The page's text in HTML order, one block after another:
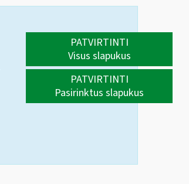
PATVIRTINTI
Visus slapukus
PATVIRTINTI
Pasirinktus slapukus